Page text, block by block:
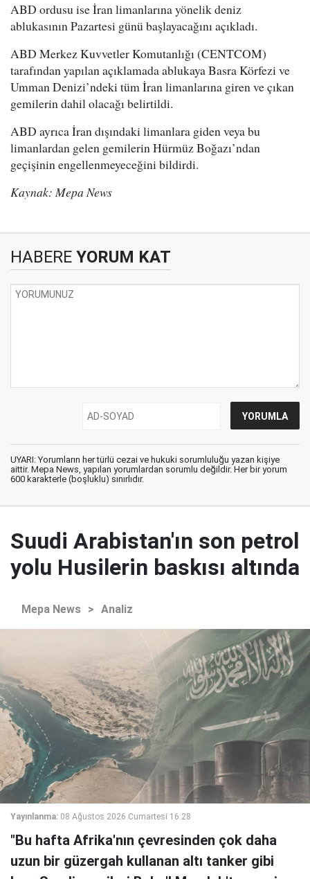
ABD ordusu ise İran limanlarına yönelik deniz
ablukasının Pazartesi günü başlayacağını açıkladı.
ABD Merkez Kuvvetler Komutanlığı (CENTCOM)
tarafından yapılan açıklamada ablukaya Basra Körfezi ve
Umman Denizi’ndeki tüm İran limanlarına giren ve çıkan
gemilerin dahil olacağı belirtildi.
ABD ayrıca İran dışındaki limanlara giden veya bu
limanlardan gelen gemilerin Hürmüz Boğazı’ndan
geçişinin engellenmeyeceğini bildirdi.
Kaynak: Mepa News
HABERE YORUM KAT
UYARI: Yorumların her türlü cezai ve hukuki sorumluluğu yazan kişiye
aittir. Mepa News, yapılan yorumlardan sorumlu değildir. Her bir yorum
600 karakterle (boşluklu) sınırlıdır.
Suudi Arabistan'ın son petrol
yolu Husilerin baskısı altında
Mepa News > Analiz
Yayınlanma: 08 Ağustos 2026 Cumartesi 16:28
"Bu hafta Afrika'nın çevresinden çok daha
uzun bir güzergah kullanan altı tanker gibi